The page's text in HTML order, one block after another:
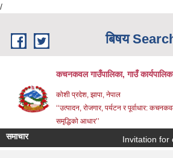
/
बिषय
कचनकवल गाउँपालिका, गाउँ
कोशी प्रदेश, झापा, नेपाल
‘‘उत्पादन, रोजगार, पर्यटन र पूर्वाधार:
समृद्धिको आधार’’
समाचार Invitation for